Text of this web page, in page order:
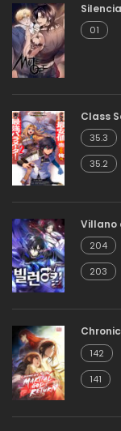
01
Class
35.3
35.2
Villano
204
203
142
141